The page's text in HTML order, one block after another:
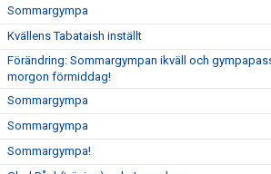
Sommargympa
Kvällens Tabataish inställt
Förändring: Sommargympan ikväll och
morgon förmiddag!
Sommargympa
Sommargympa
Sommargympa!